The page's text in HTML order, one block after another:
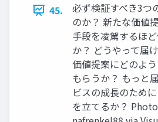
45.
必ず検証すべき3つ
のか？ 新たな価値
⼿段を凌駕するほ
か？ どうやって届
価値提案にどのよ
もらうか？ もっと
ビスの成⻑のため
を⽴てるか？